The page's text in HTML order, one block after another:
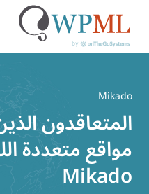
المحتوى
Mikado
المتعاقدون
مواقع متعددة
Mikado